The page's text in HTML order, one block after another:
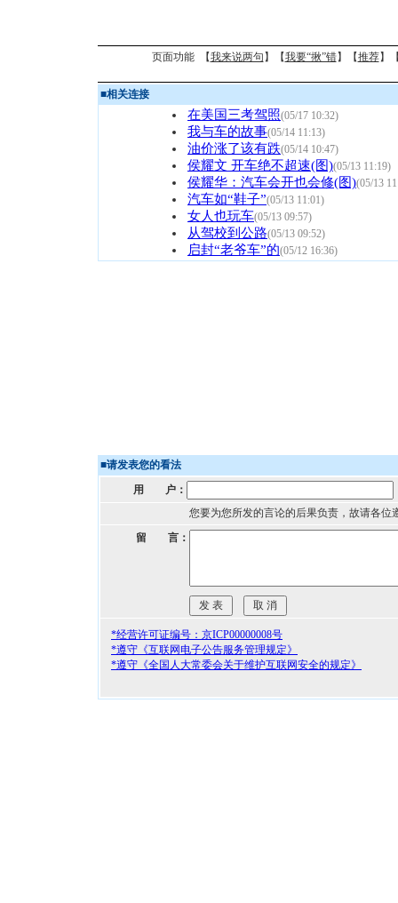
页面功能 【我来说两句 】【我要“揪”错】【推荐】
■相关连接
在美国三考驾照(05/17 10:32)
我与车的故事(05/14 11:13)
油价涨了该有跌(05/14 10:47)
侯耀文 开车绝不超速(图)(05/13 11:19)
侯耀华：汽车会开也会修(图)(05/13
汽车如“鞋子”(05/13 11:01)
女人也玩车(05/13 09:57)
从驾校到公路(05/13 09:52)
启封“老爷车”的(05/12 16:36)
■请发表您的看法
用 户：
您要为您所发的言论的后果负责，故请各位
留 言：
*经营许可证编号：京ICP00000008号
*遵守《互联网电子公告服务管理规定》
*遵守《全国人大常委会关于维护互联网安全的规定》